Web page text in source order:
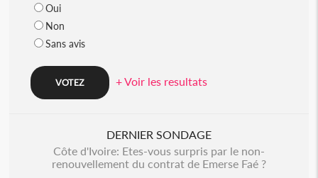
Oui
Non
Sans avis
+ Voir les resultats
DERNIER SONDAGE
Côte d'Ivoire: Etes-vous surpris par le non-
renouvellement du contrat de Emerse Faé ?